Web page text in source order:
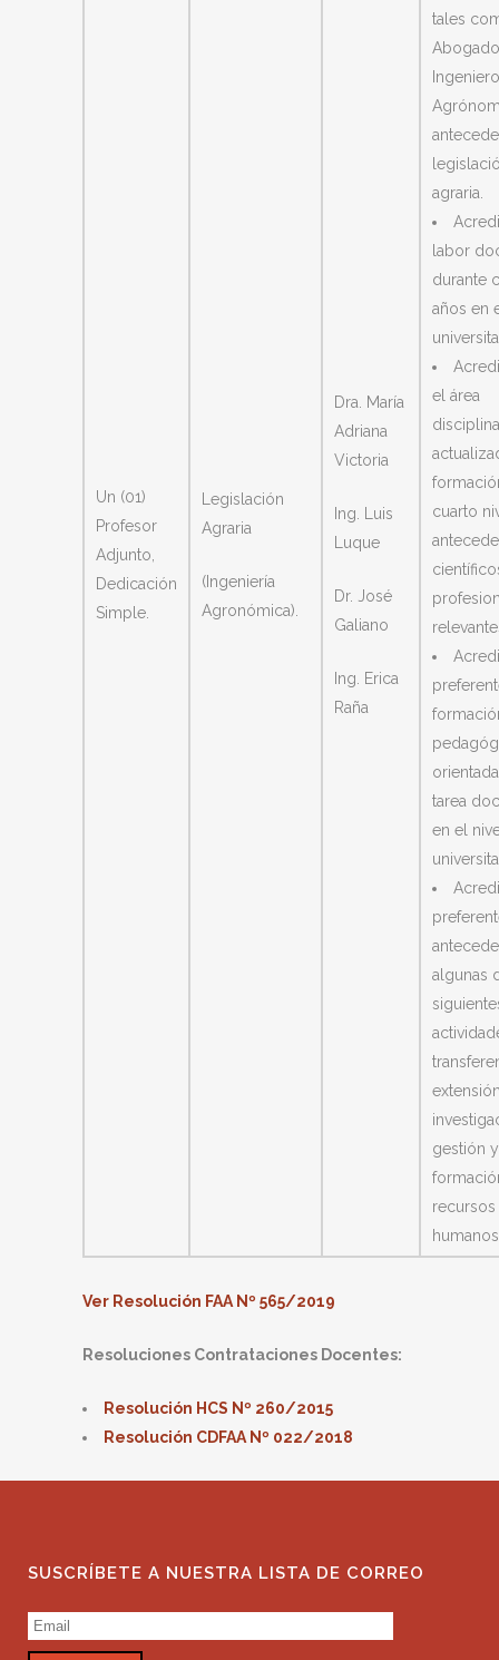
Un (01)
Profesor
Adjunto,
Dedicación
Simple.
Legislación
Agraria
(Ingeniería
Agronómica).
Dra. María
Adriana
Victoria
Ing. Luis
Luque
Dr. José
Galiano
Ing. Erica
Raña
tales
Ingeniero
agraria.
labor
durante
años en
el área
cuarto
tarea
en el
algunas
gestión y
recursos
Ver Resolución FAA Nº 565/2019
Resoluciones Contrataciones Docentes:
Resolución HCS Nº 260/2015
Resolución CDFAA Nº 022/2018
SUSCRÍBETE A NUESTRA LISTA DE CORREO